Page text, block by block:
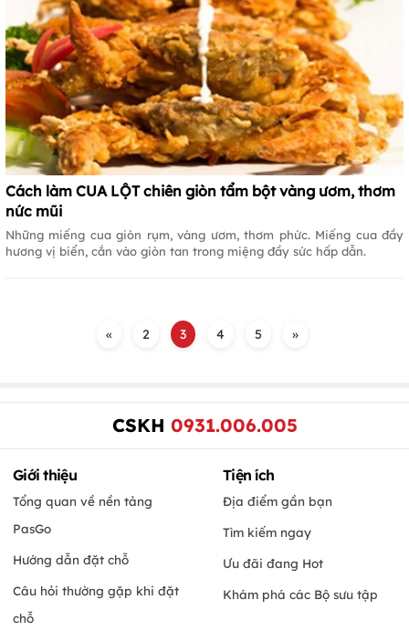
Cách làm CUA LỘT chiên giòn tẩm bột vàng ươm, thơm
nức mũi
Những miếng cua giòn rụm, vàng ươm, thơm phức. Miếng cua đầy
hương vị biển, cắn vào giòn tan trong miệng đầy sức hấp dẫn.
« 2 3 4 5 »
CSKH 0931.006.005
Giới thiệu
Tổng quan về nền tảng
PasGo
Hướng dẫn đặt chỗ
Câu hỏi thường gặp khi đặt
chỗ
Tiện ích
Địa điểm gần bạn
Tìm kiếm ngay
Ưu đãi đang Hot
Khám phá các Bộ sưu tập